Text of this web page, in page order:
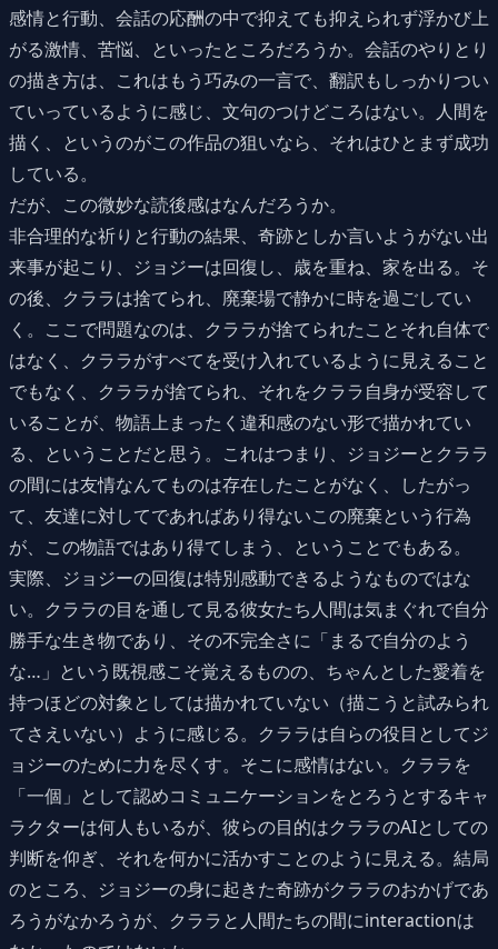
感情と行動、会話の応酬の中で抑えても抑えられず浮かび上
がる激情、苦悩、といったところだろうか。会話のやりとり
の描き方は、これはもう巧みの一言で、翻訳もしっかりつい
ていっているように感じ、文句のつけどころはない。人間を
描く、というのがこの作品の狙いなら、それはひとまず成功
している。
だが、この微妙な読後感はなんだろうか。
非合理的な祈りと行動の結果、奇跡としか言いようがない出
来事が起こり、ジョジーは回復し、歳を重ね、家を出る。そ
の後、クララは捨てられ、廃棄場で静かに時を過ごしてい
く。ここで問題なのは、クララが捨てられたことそれ自体で
はなく、クララがすべてを受け入れているように見えること
でもなく、クララが捨てられ、それをクララ自身が受容して
いることが、物語上まったく違和感のない形で描かれてい
る、ということだと思う。これはつまり、ジョジーとクララ
の間には友情なんてものは存在したことがなく、したがっ
て、友達に対してであればあり得ないこの廃棄という行為
が、この物語ではあり得てしまう、ということでもある。
実際、ジョジーの回復は特別感動できるようなものではな
い。クララの目を通して見る彼女たち人間は気まぐれで自分
勝手な生き物であり、その不完全さに「まるで自分のよう
な…」という既視感こそ覚えるものの、ちゃんとした愛着を
持つほどの対象としては描かれていない（描こうと試みられ
てさえいない）ように感じる。クララは自らの役目としてジ
ョジーのために力を尽くす。そこに感情はない。クララを
「一個」として認めコミュニケーションをとろうとするキャ
ラクターは何人もいるが、彼らの目的はクララのAIとしての
判断を仰ぎ、それを何かに活かすことのように見える。結局
のところ、ジョジーの身に起きた奇跡がクララのおかげであ
ろうがなかろうが、クララと人間たちの間にinteractionは